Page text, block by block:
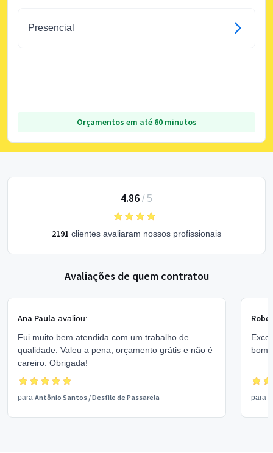
Presencial
Orçamentos em até 60 minutos
4.86 / 5
2191 clientes avaliaram nossos profissionais
Avaliações de quem contratou
Ana Paula avaliou:
Fui muito bem atendida com um trabalho de
qualidade. Valeu a pena, orçamento grátis e não é
careiro. Obrigada!
para Antônio Santos /Desfile de Passarela
bom
para